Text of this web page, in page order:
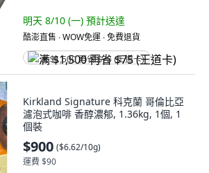
明天 8/10 (一) 預計送達
酷澎直售 ∙ WOW免運 ∙ 免費退貨
满 $1,500 再省 $75 (王道卡)
Kirkland Signature 科克蘭 哥倫比亞
濾泡式咖啡 香醇濃郁, 1.36kg, 1個, 1
個裝
$900 ($6.62/10g)
運費 $90